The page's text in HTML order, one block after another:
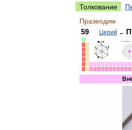
Толкование
Празеодим
59
Церий ←